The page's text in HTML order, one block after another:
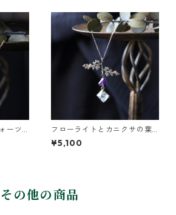
ーツ
フローライトとカニクサの葉
ネックレス
¥5,100
その他の商品